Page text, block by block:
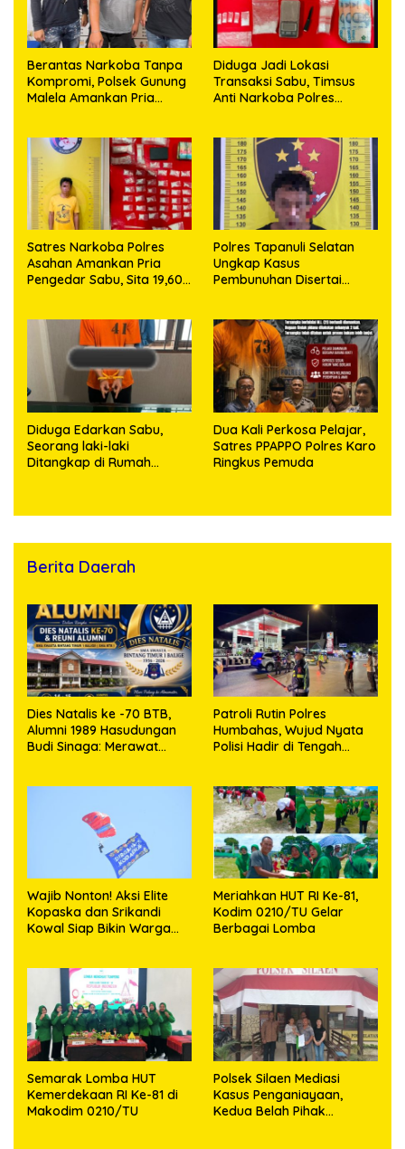
Berantas Narkoba Tanpa
Kompromi, Polsek Gunung
Malela Amankan Pria
Diduga Jadi Lokasi
Transaksi Sabu, Timsus
Anti Narkoba Polres
63,67 Gram Sabu
Satres Narkoba Polres
Asahan Amankan Pria
Pengedar Sabu, Sita 19,60
Polres Tapanuli Selatan
Ungkap Kasus
Pembunuhan Disertai
Ditangkap
Diduga Edarkan Sabu,
Seorang laki-laki
Ditangkap di Rumah
Dua Kali Perkosa Pelajar,
Satres PPAPPO Polres Karo
Ringkus Pemuda
Berita Daerah
Dies Natalis ke -70 BTB,
Alumni 1989 Hasudungan
Budi Sinaga: Merawat
Patroli Rutin Polres
Humbahas, Wujud Nyata
Polisi Hadir di Tengah
Wajib Nonton! Aksi Elite
Kopaska dan Srikandi
Kowal Siap Bikin Warga
Meriahkan HUT RI Ke-81,
Kodim 0210/TU Gelar
Berbagai Lomba
Semarak Lomba HUT
Kemerdekaan RI Ke-81 di
Makodim 0210/TU
Polsek Silaen Mediasi
Kasus Penganiayaan,
Kedua Belah Pihak